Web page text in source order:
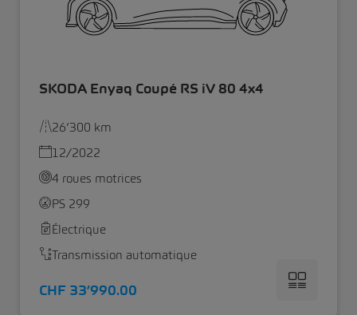
SKODA Enyaq Coupé RS iV 80 4x4
26’300 km
12/2022
4 roues motrices
PS 299
Électrique
Transmission automatique
CHF 33’990.00